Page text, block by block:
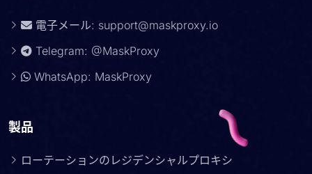
電子メール: support@maskproxy.io
Telegram: @MaskProxy
WhatsApp: MaskProxy
製品
ローテーションのレジデンシャルプロキシ